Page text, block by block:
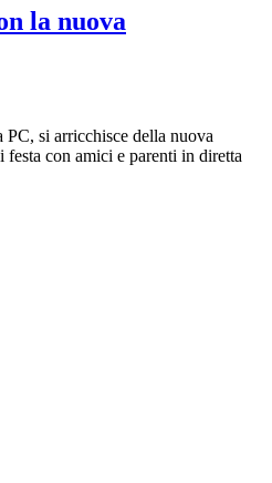
la nuova
si arricchisce della nuova
con amici e parenti in diretta